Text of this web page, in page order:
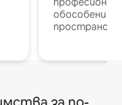
обособени